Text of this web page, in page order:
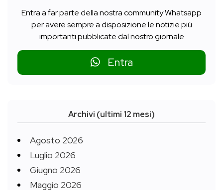
Entra a far parte della nostra community Whatsapp
per avere sempre a disposizione le notizie più
importanti pubblicate dal nostro giornale
Entra
Archivi (ultimi 12 mesi)
Agosto 2026
Luglio 2026
Giugno 2026
Maggio 2026